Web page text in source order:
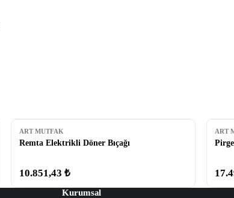
ART MUTFAK
Remta Elektrikli Döner Bıçağı
10.851,43 ₺
ART
Pirge
Kurumsal